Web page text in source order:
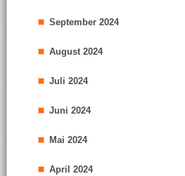
September 2024
August 2024
Juli 2024
Juni 2024
Mai 2024
April 2024